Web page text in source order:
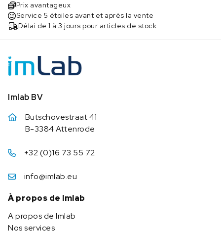
Prix avantageux
Service 5 étoiles avant et après la vente
Délai de 1 à 3 jours pour articles de stock
Imlab BV
Butschovestraat 41
B-3384 Attenrode
+32 (0)16 73 55 72
info@imlab.eu
À propos de Imlab
A propos de Imlab
Nos services